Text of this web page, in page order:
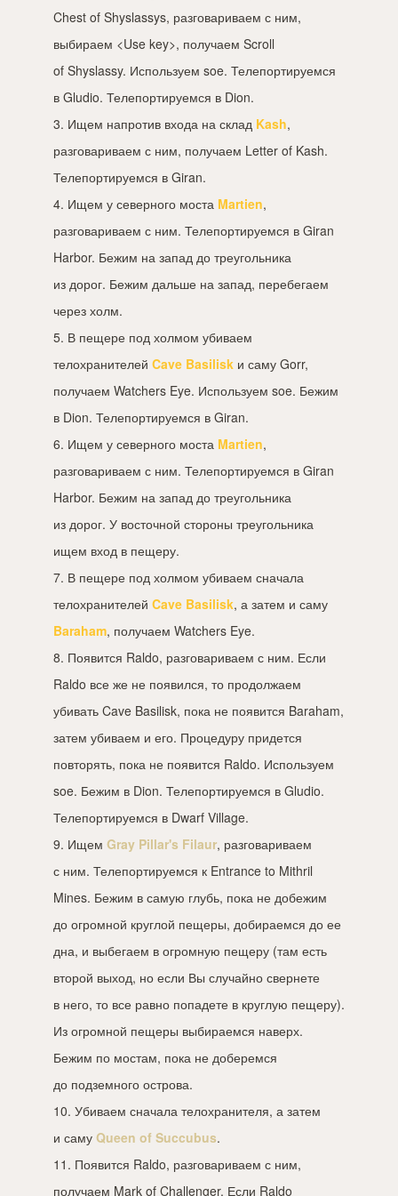
Chest of Shyslassys, разговариваем с ним,
выбираем <Use key>, получаем Scroll
of Shyslassy. Используем soe. Телепортируемся
в Gludio. Телепортируемся в Dion.
3. Ищем напротив входа на склад Kash,
разговариваем с ним, получаем Letter of Kash.
Телепортируемся в Giran.
4. Ищем у северного моста Martien,
разговариваем с ним. Телепортируемся в Giran
Harbor. Бежим на запад до треугольника
из дорог. Бежим дальше на запад, перебегаем
через холм.
5. В пещере под холмом убиваем
телохранителей Cave Basilisk и саму Gorr,
получаем Watchers Eye. Используем soe. Бежим
в Dion. Телепортируемся в Giran.
6. Ищем у северного моста Martien,
разговариваем с ним. Телепортируемся в Giran
Harbor. Бежим на запад до треугольника
из дорог. У восточной стороны треугольника
ищем вход в пещеру.
7. В пещере под холмом убиваем сначала
телохранителей Cave Basilisk, а затем и саму
Baraham, получаем Watchers Eye.
8. Появится Raldo, разговариваем с ним. Если
Raldo все же не появился, то продолжаем
убивать Cave Basilisk, пока не появится Baraham,
затем убиваем и его. Процедуру придется
повторять, пока не появится Raldo. Используем
soe. Бежим в Dion. Телепортируемся в Gludio.
Телепортируемся в Dwarf Village.
9. Ищем Gray Pillar's Filaur, разговариваем
с ним. Телепортируемся к Entrance to Mithril
Mines. Бежим в самую глубь, пока не добежим
до огромной круглой пещеры, добираемся до ее
дна, и выбегаем в огромную пещеру (там есть
второй выход, но если Вы случайно свернете
в него, то все равно попадете в круглую пещеру).
Из огромной пещеры выбираемся наверх.
Бежим по мостам, пока не доберемся
до подземного острова.
10. Убиваем сначала телохранителя, а затем
и саму Queen of Succubus.
11. Появится Raldo, разговариваем с ним,
получаем Mark of Challenger. Если Raldo